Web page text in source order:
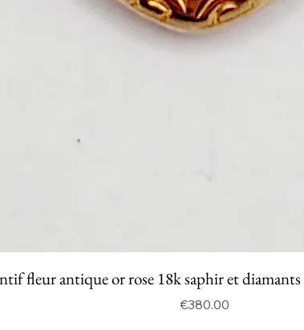
fleur antique or rose 18k saphir et
Price
€380.00